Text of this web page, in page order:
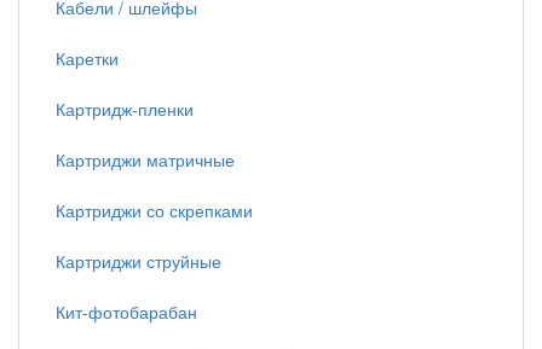
Кабели / шлейфы
Каретки
Картридж-пленки
Картриджи матричные
Картриджи со скрепками
Картриджи струйные
Кит-фотобарабан